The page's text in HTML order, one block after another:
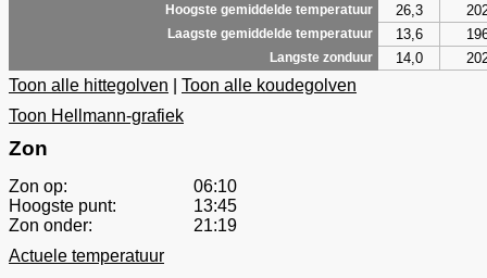
Hoogste gemiddelde temperatuur 26,3
Laagste gemiddelde temperatuur 13,6
Langste zonduur 14,0
Toon alle hittegolven
Toon alle koudegolven
Toon Hellmann-grafiek
Zon
Zon op:
06:10
Hoogste punt:
13:45
Zon onder:
21:19
Actuele temperatuur